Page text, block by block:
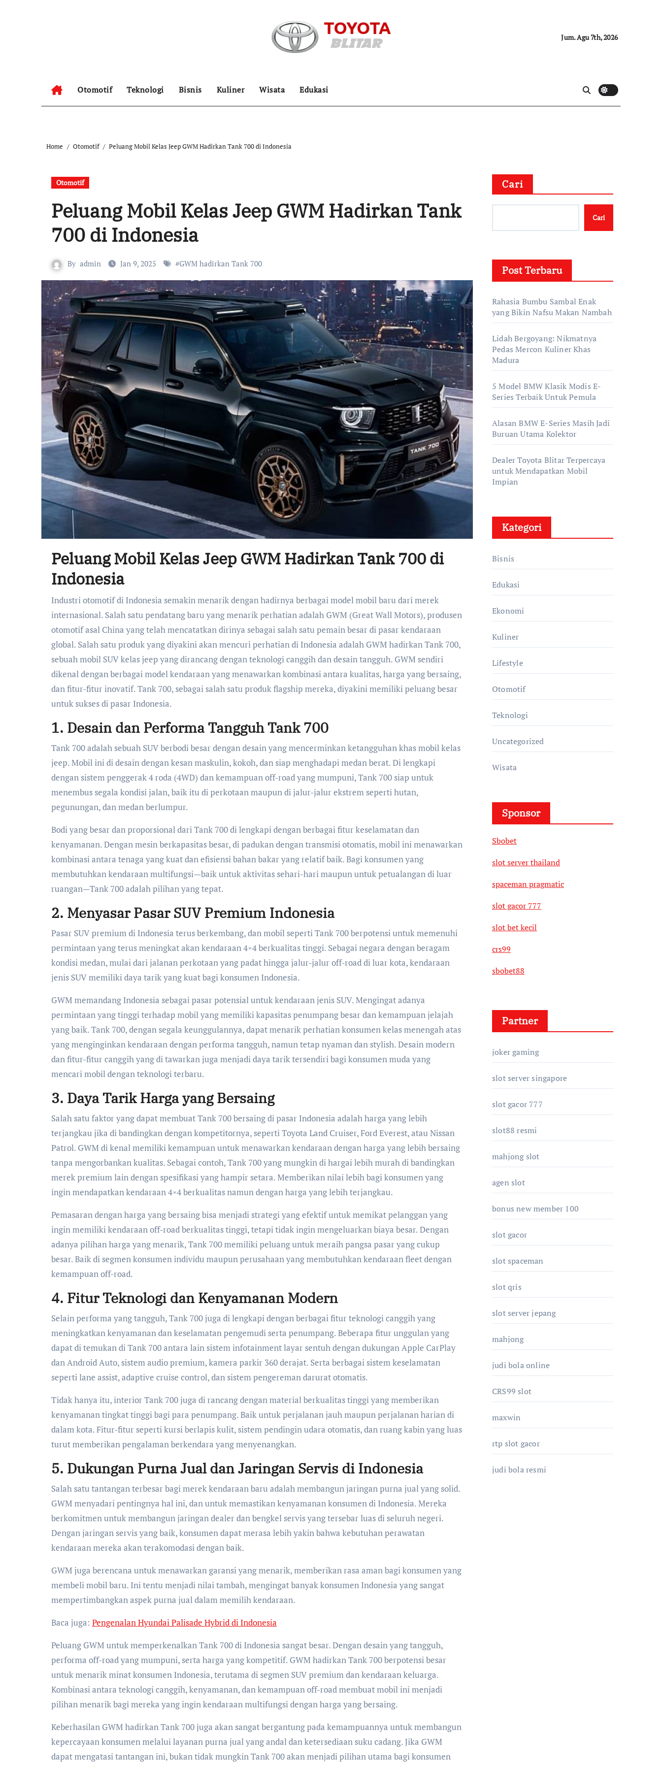
Jum. Agu 7th, 2026
Otomotif Teknologi Bisnis Kuliner Wisata Edukasi
Home Otomotif Peluang Mobil Kelas Jeep GWM Hadirkan Tank 700 di Indonesia
Otomotif
Peluang Mobil Kelas Jeep GWM Hadirkan Tank
700 di Indonesia
By admin Jan 9, 2025 #GWM hadirkan Tank 700
Peluang Mobil Kelas Jeep GWM Hadirkan Tank 700 di
Indonesia
Industri otomotif di Indonesia semakin menarik dengan hadirnya berbagai model mobil baru dari merek
internasional. Salah satu pendatang baru yang menarik perhatian adalah GWM (Great Wall Motors), produsen
otomotif asal China yang telah mencatatkan dirinya sebagai salah satu pemain besar di pasar kendaraan
global. Salah satu produk yang diyakini akan mencuri perhatian di Indonesia adalah GWM hadirkan Tank 700,
sebuah mobil SUV kelas jeep yang dirancang dengan teknologi canggih dan desain tangguh. GWM sendiri
dikenal dengan berbagai model kendaraan yang menawarkan kombinasi antara kualitas, harga yang bersaing,
dan fitur-fitur inovatif. Tank 700, sebagai salah satu produk flagship mereka, diyakini memiliki peluang besar
untuk sukses di pasar Indonesia.
1. Desain dan Performa Tangguh Tank 700
Tank 700 adalah sebuah SUV berbodi besar dengan desain yang mencerminkan ketangguhan khas mobil kelas
jeep. Mobil ini di desain dengan kesan maskulin, kokoh, dan siap menghadapi medan berat. Di lengkapi
dengan sistem penggerak 4 roda (4WD) dan kemampuan off-road yang mumpuni, Tank 700 siap untuk
menembus segala kondisi jalan, baik itu di perkotaan maupun di jalur-jalur ekstrem seperti hutan,
pegunungan, dan medan berlumpur.
Bodi yang besar dan proporsional dari Tank 700 di lengkapi dengan berbagai fitur keselamatan dan
kenyamanan. Dengan mesin berkapasitas besar, di padukan dengan transmisi otomatis, mobil ini menawarkan
kombinasi antara tenaga yang kuat dan efisiensi bahan bakar yang relatif baik. Bagi konsumen yang
membutuhkan kendaraan multifungsi—baik untuk aktivitas sehari-hari maupun untuk petualangan di luar
ruangan—Tank 700 adalah pilihan yang tepat.
2. Menyasar Pasar SUV Premium Indonesia
Pasar SUV premium di Indonesia terus berkembang, dan mobil seperti Tank 700 berpotensi untuk memenuhi
permintaan yang terus meningkat akan kendaraan 4×4 berkualitas tinggi. Sebagai negara dengan beragam
kondisi medan, mulai dari jalanan perkotaan yang padat hingga jalur-jalur off-road di luar kota, kendaraan
jenis SUV memiliki daya tarik yang kuat bagi konsumen Indonesia.
GWM memandang Indonesia sebagai pasar potensial untuk kendaraan jenis SUV. Mengingat adanya
permintaan yang tinggi terhadap mobil yang memiliki kapasitas penumpang besar dan kemampuan jelajah
yang baik. Tank 700, dengan segala keunggulannya, dapat menarik perhatian konsumen kelas menengah atas
yang menginginkan kendaraan dengan performa tangguh, namun tetap nyaman dan stylish. Desain modern
dan fitur-fitur canggih yang di tawarkan juga menjadi daya tarik tersendiri bagi konsumen muda yang
mencari mobil dengan teknologi terbaru.
3. Daya Tarik Harga yang Bersaing
Salah satu faktor yang dapat membuat Tank 700 bersaing di pasar Indonesia adalah harga yang lebih
terjangkau jika di bandingkan dengan kompetitornya, seperti Toyota Land Cruiser, Ford Everest, atau Nissan
Patrol. GWM di kenal memiliki kemampuan untuk menawarkan kendaraan dengan harga yang lebih bersaing
tanpa mengorbankan kualitas. Sebagai contoh, Tank 700 yang mungkin di hargai lebih murah di bandingkan
merek premium lain dengan spesifikasi yang hampir setara. Memberikan nilai lebih bagi konsumen yang
ingin mendapatkan kendaraan 4×4 berkualitas namun dengan harga yang lebih terjangkau.
Pemasaran dengan harga yang bersaing bisa menjadi strategi yang efektif untuk memikat pelanggan yang
ingin memiliki kendaraan off-road berkualitas tinggi, tetapi tidak ingin mengeluarkan biaya besar. Dengan
adanya pilihan harga yang menarik, Tank 700 memiliki peluang untuk meraih pangsa pasar yang cukup
besar. Baik di segmen konsumen individu maupun perusahaan yang membutuhkan kendaraan fleet dengan
kemampuan off-road.
4. Fitur Teknologi dan Kenyamanan Modern
Selain performa yang tangguh, Tank 700 juga di lengkapi dengan berbagai fitur teknologi canggih yang
meningkatkan kenyamanan dan keselamatan pengemudi serta penumpang. Beberapa fitur unggulan yang
dapat di temukan di Tank 700 antara lain sistem infotainment layar sentuh dengan dukungan Apple CarPlay
dan Android Auto, sistem audio premium, kamera parkir 360 derajat. Serta berbagai sistem keselamatan
seperti lane assist, adaptive cruise control, dan sistem pengereman darurat otomatis.
Tidak hanya itu, interior Tank 700 juga di rancang dengan material berkualitas tinggi yang memberikan
kenyamanan tingkat tinggi bagi para penumpang. Baik untuk perjalanan jauh maupun perjalanan harian di
dalam kota. Fitur-fitur seperti kursi berlapis kulit, sistem pendingin udara otomatis, dan ruang kabin yang luas
turut memberikan pengalaman berkendara yang menyenangkan.
5. Dukungan Purna Jual dan Jaringan Servis di Indonesia
Salah satu tantangan terbesar bagi merek kendaraan baru adalah membangun jaringan purna jual yang solid.
GWM menyadari pentingnya hal ini, dan untuk memastikan kenyamanan konsumen di Indonesia. Mereka
berkomitmen untuk membangun jaringan dealer dan bengkel servis yang tersebar luas di seluruh negeri.
Dengan jaringan servis yang baik, konsumen dapat merasa lebih yakin bahwa kebutuhan perawatan
kendaraan mereka akan terakomodasi dengan baik.
GWM juga berencana untuk menawarkan garansi yang menarik, memberikan rasa aman bagi konsumen yang
membeli mobil baru. Ini tentu menjadi nilai tambah, mengingat banyak konsumen Indonesia yang sangat
mempertimbangkan aspek purna jual dalam memilih kendaraan.
Baca juga: Pengenalan Hyundai Palisade Hybrid di Indonesia
Peluang GWM untuk memperkenalkan Tank 700 di Indonesia sangat besar. Dengan desain yang tangguh,
performa off-road yang mumpuni, serta harga yang kompetitif. GWM hadirkan Tank 700 berpotensi besar
untuk menarik minat konsumen Indonesia, terutama di segmen SUV premium dan kendaraan keluarga.
Kombinasi antara teknologi canggih, kenyamanan, dan kemampuan off-road membuat mobil ini menjadi
pilihan menarik bagi mereka yang ingin kendaraan multifungsi dengan harga yang bersaing.
Keberhasilan GWM hadirkan Tank 700 juga akan sangat bergantung pada kemampuannya untuk membangun
kepercayaan konsumen melalui layanan purna jual yang andal dan ketersediaan suku cadang. Jika GWM
dapat mengatasi tantangan ini, bukan tidak mungkin Tank 700 akan menjadi pilihan utama bagi konsumen
Cari
Cari
Post Terbaru
Rahasia Bumbu Sambal Enak
yang Bikin Nafsu Makan Nambah
Lidah Bergoyang: Nikmatnya
Pedas Mercon Kuliner Khas
Madura
5 Model BMW Klasik Modis E-
Series Terbaik Untuk Pemula
Alasan BMW E-Series Masih Jadi
Buruan Utama Kolektor
Dealer Toyota Blitar Terpercaya
untuk Mendapatkan Mobil
Impian
Kategori
Bisnis
Edukasi
Ekonomi
Kuliner
Lifestyle
Otomotif
Teknologi
Uncategorized
Wisata
Sponsor
Sbobet
slot server thailand
spaceman pragmatic
slot gacor 777
slot bet kecil
crs99
sbobet88
Partner
joker gaming
slot server singapore
slot gacor 777
slot88 resmi
mahjong slot
agen slot
bonus new member 100
slot gacor
slot spaceman
slot qris
slot server jepang
mahjong
judi bola online
CRS99 slot
maxwin
rtp slot gacor
judi bola resmi